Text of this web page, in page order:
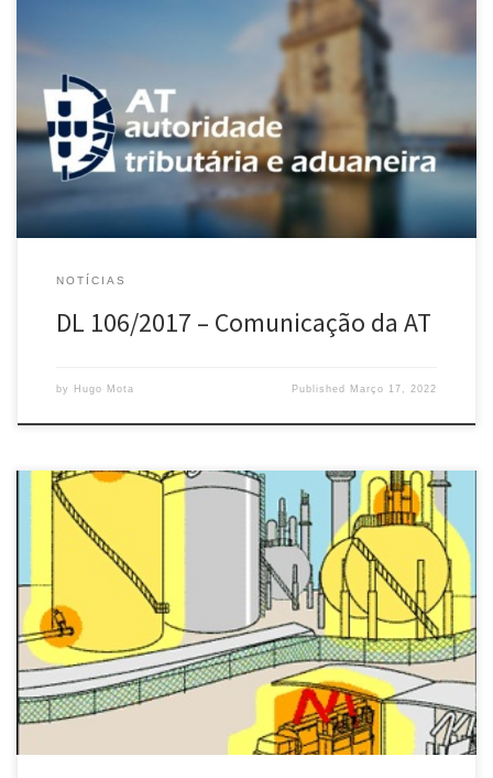
Artigo 1.º Objeto O presente decreto -lei regula a recolha,
publicação e divulgação da informação estatística oficial sobre
acidentes de trabalho. Artigo 2.º Âmbito O presente decreto-lei é
aplicável ao setor privado, incluindo o cooperativo e o social,
bem como a trabalhadores independentes e às entidades
públicas que tenham transferido a responsabilidade de reparação
do acidente […]
NOTÍCIAS
DL 106/2017 – Comunicação da AT
by Hugo Mota Published Março 17, 2022
O que vai mudar? Para poderem ser postos à venda ou usados em
Portugal, mesmo gratuitamente, os aparelhos e sistemas de
proteção contra atmosferas potencialmente explosivas têm de ser
fabricados, instalados e usados segundo as regras de segurança
europeias definidas neste decreto-lei. Os produtos a que se
aplicam estas regras incluem: os […]